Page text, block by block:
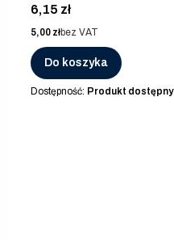
Cena
6,15 zł
Cena
5,00 złbez VAT
Do koszyka
Dostępność: Produkt dostępny